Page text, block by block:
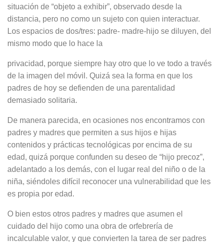
situación de “objeto a exhibir”, observado desde la
distancia, pero no como un sujeto con quien interactuar.
Los espacios de dos/tres: padre- madre-hijo se diluyen, del
mismo modo que lo hace la
privacidad, porque siempre hay otro que lo ve todo a través
de la imagen del móvil. Quizá sea la forma en que los
padres de hoy se defienden de una parentalidad
demasiado solitaria.
De manera parecida, en ocasiones nos encontramos con
padres y madres que permiten a sus hijos e hijas
contenidos y prácticas tecnológicas por encima de su
edad, quizá porque confunden su deseo de “hijo precoz”,
adelantado a los demás, con el lugar real del niño o de la
niña, siéndoles difícil reconocer una vulnerabilidad que les
es propia por edad.
O bien estos otros padres y madres que asumen el
cuidado del hijo como una obra de orfebrería de
incalculable valor, y que convierten la tarea de ser padres